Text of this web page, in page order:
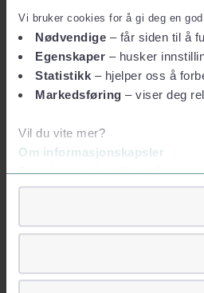
Vi bruker cookies for å gi deg en
Nødvendige – får siden til å
Egenskaper – husker
Statistikk – hjelper oss å
Markedsføring – viser deg
Vil du vite mer?
Om informasjonskapsler
Googles retningslinjer for
Vi lagrer aldri informasjon